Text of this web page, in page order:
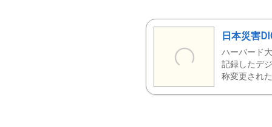
日本災害
ハーバード
記録したデ
称変更された